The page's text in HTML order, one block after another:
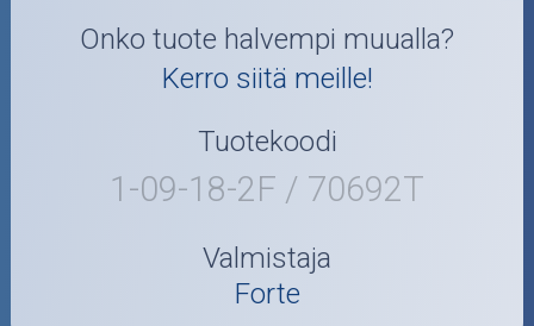
Onko tuote halvempi muualla?
Kerro siitä meille!
Tuotekoodi
1-09-18-2F / 70692T
Valmistaja
Forte